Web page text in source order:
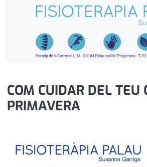
empresa
esports
opinió
reportatge
contacte
telèfons
COM CUIDAR DEL TEU
PRIMAVERA